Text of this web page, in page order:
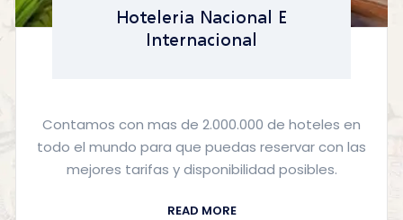
Hoteleria Nacional E
Internacional
Contamos con mas de 2.000.000 de hoteles en
todo el mundo para que puedas reservar con las
mejores tarifas y disponibilidad posibles.
READ MORE